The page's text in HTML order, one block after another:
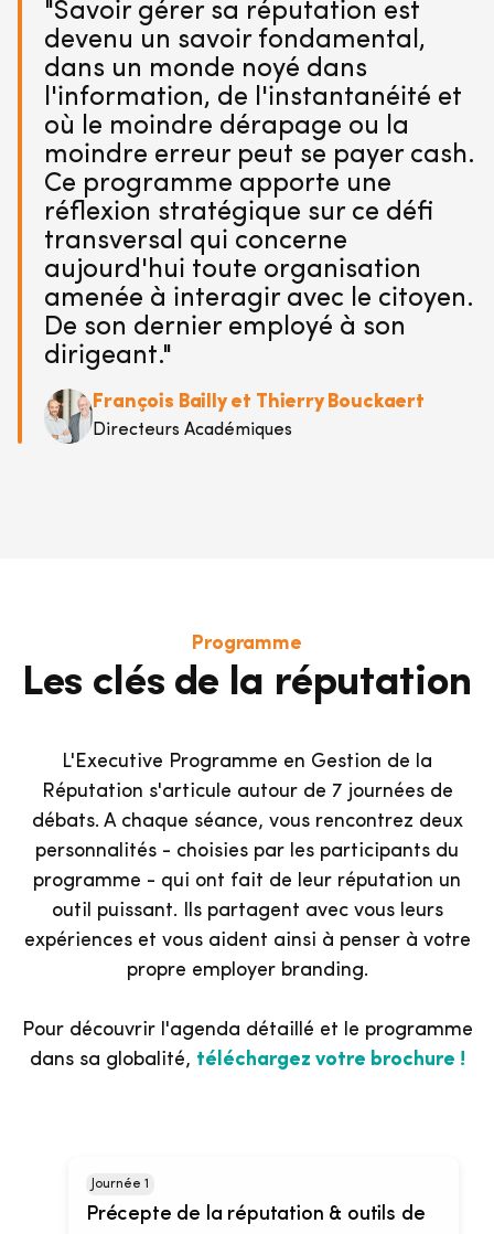
"Savoir gérer sa réputation est
devenu un savoir fondamental,
dans un monde noyé dans
l'information, de l'instantanéité et
où le moindre dérapage ou la
moindre erreur peut se payer cash.
Ce programme apporte une
réflexion stratégique sur ce défi
transversal qui concerne
aujourd'hui toute organisation
amenée à interagir avec le citoyen.
De son dernier employé à son
dirigeant."
François Bailly et Thierry Bouckaert
Directeurs Académiques
Programme
Les clés de la réputation
L'Executive Programme en Gestion de la
Réputation s'articule autour de 7 journées de
débats. A chaque séance, vous rencontrez deux
personnalités - choisies par les participants du
programme - qui ont fait de leur réputation un
outil puissant. Ils partagent avec vous leurs
expériences et vous aident ainsi à penser à votre
propre employer branding.
Pour découvrir l'agenda détaillé et le programme
dans sa globalité, téléchargez votre brochure !
Journée 1
Précepte de la réputation & outils de